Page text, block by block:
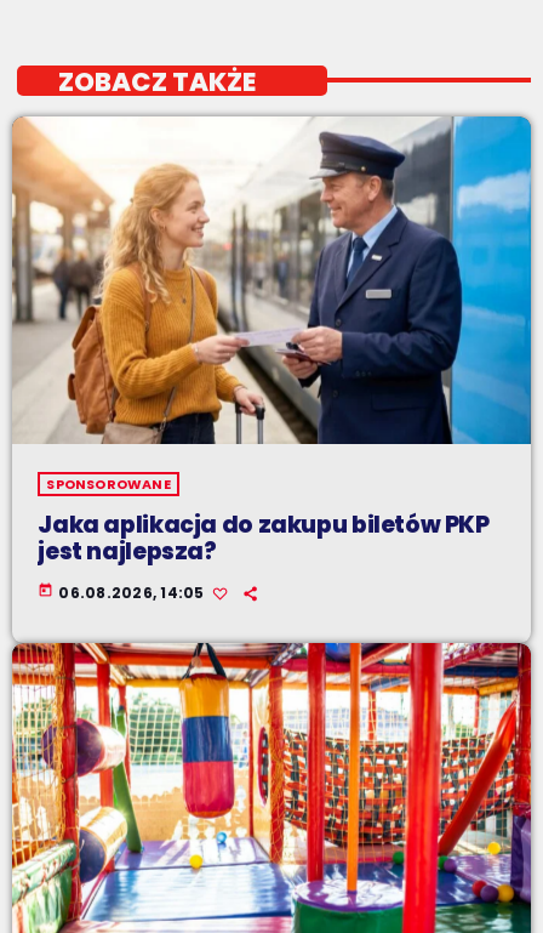
ZOBACZ TAKŻE
SPONSOROWANE
Jaka aplikacja do zakupu biletów PKP
jest najlepsza?
today 06.08.2026, 14:05